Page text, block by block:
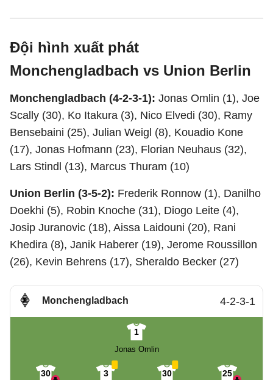
Đội hình xuất phát
Monchengladbach vs Union Berlin
Monchengladbach (4-2-3-1): Jonas Omlin (1), Joe
Scally (30), Ko Itakura (3), Nico Elvedi (30), Ramy
Bensebaini (25), Julian Weigl (8), Kouadio Kone
(17), Jonas Hofmann (23), Florian Neuhaus (32),
Lars Stindl (13), Marcus Thuram (10)
Union Berlin (3-5-2): Frederik Ronnow (1), Danilho
Doekhi (5), Robin Knoche (31), Diogo Leite (4),
Josip Juranovic (18), Aissa Laidouni (20), Rani
Khedira (8), Janik Haberer (19), Jerome Roussillon
(26), Kevin Behrens (17), Sheraldo Becker (27)
Monchengladbach 4-2-3-1
1
Jonas Omlin
30
3
30
25